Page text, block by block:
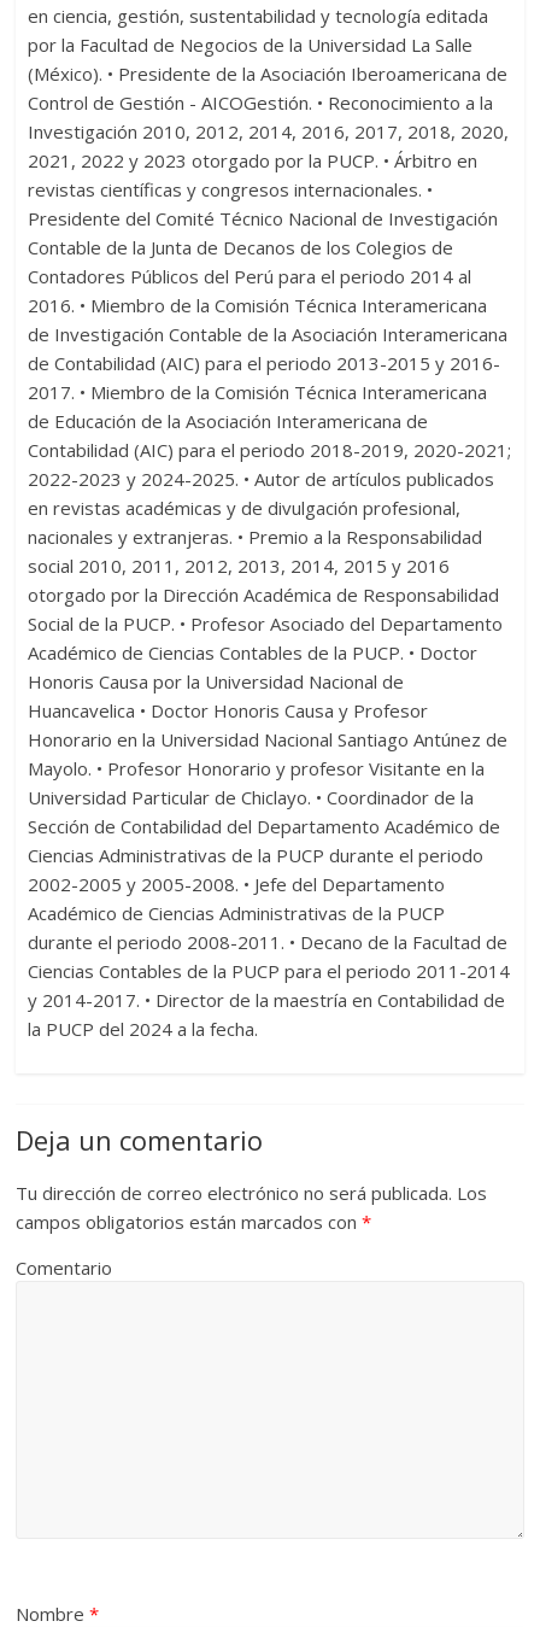
en ciencia, gestión, sustentabilidad y tecnología editada
por la Facultad de Negocios de la Universidad La Salle
(México). • Presidente de la Asociación Iberoamericana de
Control de Gestión - AICOGestión. • Reconocimiento a la
Investigación 2010, 2012, 2014, 2016, 2017, 2018, 2020,
2021, 2022 y 2023 otorgado por la PUCP. • Árbitro en
revistas científicas y congresos internacionales. •
Presidente del Comité Técnico Nacional de Investigación
Contable de la Junta de Decanos de los Colegios de
Contadores Públicos del Perú para el periodo 2014 al
2016. • Miembro de la Comisión Técnica Interamericana
de Investigación Contable de la Asociación Interamericana
de Contabilidad (AIC) para el periodo 2013-2015 y 2016-
2017. • Miembro de la Comisión Técnica Interamericana
de Educación de la Asociación Interamericana de
Contabilidad (AIC) para el periodo 2018-2019, 2020-2021;
2022-2023 y 2024-2025. • Autor de artículos publicados
en revistas académicas y de divulgación profesional,
nacionales y extranjeras. • Premio a la Responsabilidad
social 2010, 2011, 2012, 2013, 2014, 2015 y 2016
otorgado por la Dirección Académica de Responsabilidad
Social de la PUCP. • Profesor Asociado del Departamento
Académico de Ciencias Contables de la PUCP. • Doctor
Honoris Causa por la Universidad Nacional de
Huancavelica • Doctor Honoris Causa y Profesor
Honorario en la Universidad Nacional Santiago Antúnez de
Mayolo. • Profesor Honorario y profesor Visitante en la
Universidad Particular de Chiclayo. • Coordinador de la
Sección de Contabilidad del Departamento Académico de
Ciencias Administrativas de la PUCP durante el periodo
2002-2005 y 2005-2008. • Jefe del Departamento
Académico de Ciencias Administrativas de la PUCP
durante el periodo 2008-2011. • Decano de la Facultad de
Ciencias Contables de la PUCP para el periodo 2011-2014
y 2014-2017. • Director de la maestría en Contabilidad de
la PUCP del 2024 a la fecha.
Deja un comentario
Tu dirección de correo electrónico no será publicada. Los
campos obligatorios están marcados con*
Comentario
Nombre*